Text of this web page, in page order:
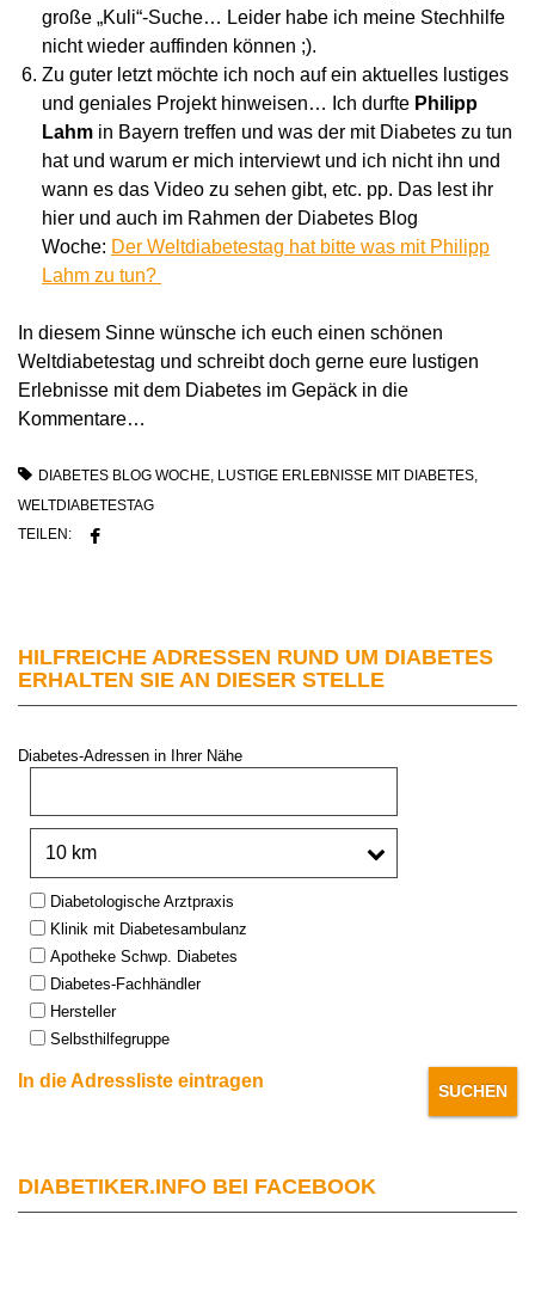
große „Kuli“-Suche… Leider habe ich meine Stechhilfe
nicht wieder auffinden können ;).
Zu guter letzt möchte ich noch auf ein aktuelles lustiges
und geniales Projekt hinweisen… Ich durfte Philipp
Lahm in Bayern treffen und was der mit Diabetes zu tun
hat und warum er mich interviewt und ich nicht ihn und
wann es das Video zu sehen gibt, etc. pp. Das lest ihr
hier und auch im Rahmen der Diabetes Blog
Woche: Der Weltdiabetestag hat bitte was mit Philipp
Lahm zu tun?
In diesem Sinne wünsche ich euch einen schönen
Weltdiabetestag und schreibt doch gerne eure lustigen
Erlebnisse mit dem Diabetes im Gepäck in die
Kommentare…
DIABETES BLOG WOCHE, LUSTIGE ERLEBNISSE MIT DIABETES,
WELTDIABETESTAG
TEILEN:
HILFREICHE ADRESSEN RUND UM DIABETES
ERHALTEN SIE AN DIESER STELLE
Diabetes-Adressen in Ihrer Nähe
Type:Diabetologische Arztpraxis
Klinik mit Diabetesambulanz
Apotheke Schwp. Diabetes
Diabetes-Fachhändler
Hersteller
Selbsthilfegruppe
In die Adressliste eintragen
DIABETIKER.INFO BEI FACEBOOK